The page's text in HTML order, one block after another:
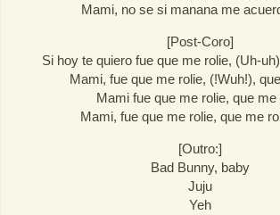
Mami, no se si manana me
[Post-Coro]
Si hoy te quiero fue que me rolie, (Uh-
Mami, fue que me rolie, (!Wuh!),
Mami fue que me rolie, que me
Mami, fue que me rolie, que me
[Outro:]
Bad Bunny, baby
Juju
Yeh